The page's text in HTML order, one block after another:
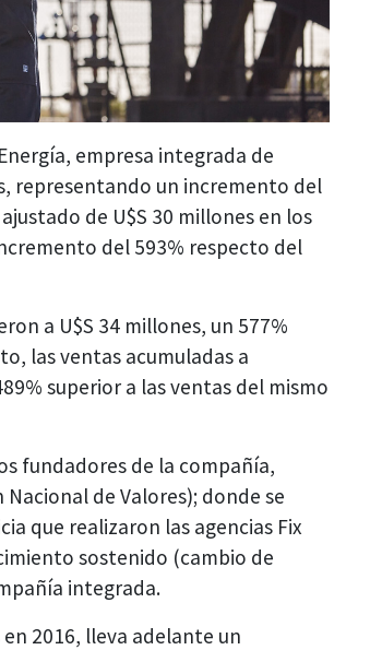
empresa integrada de
representando un incremento del
de U$S 30 millones en los
del 593% respecto del
a U$S 34 millones, un 577%
las ventas acumuladas a
superior a las ventas del mismo
fundadores de la compañía,
Nacional de Valores); donde se
que realizaron las agencias Fix
sostenido (cambio de
integrada.
2016, lleva adelante un